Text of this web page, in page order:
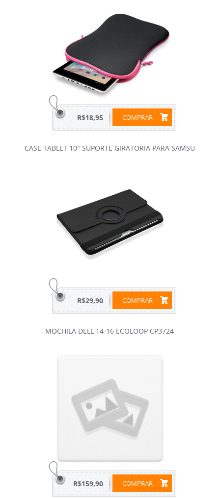
COMPRAR
R$18,95
CASE TABLET 10" SUPORTE GIRATORIA PARA SAMSU
COMPRAR
R$29,90
MOCHILA DELL 14-16 ECOLOOP CP3724
COMPRAR
R$159,90